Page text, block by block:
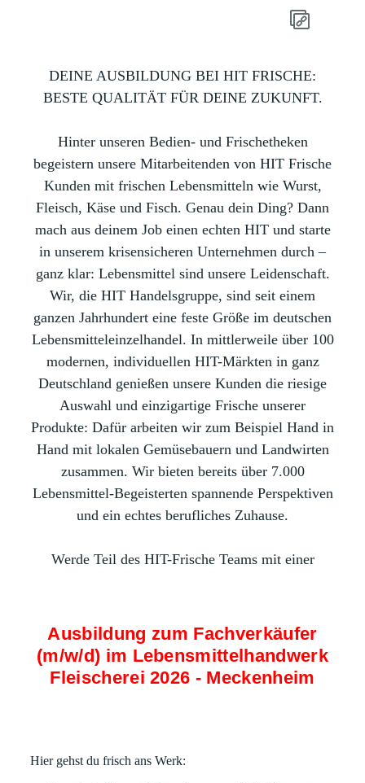
DEINE AUSBILDUNG BEI HIT FRISCHE:
BESTE QUALITÄT FÜR DEINE ZUKUNFT.
Hinter unseren Bedien- und Frischetheken
begeistern unsere Mitarbeitenden von HIT Frische
Kunden mit frischen Lebensmitteln wie Wurst,
Fleisch, Käse und Fisch. Genau dein Ding? Dann
mach aus deinem Job einen echten HIT und starte
in unserem krisensicheren Unternehmen durch –
ganz klar: Lebensmittel sind unsere Leidenschaft.
Wir, die HIT Handelsgruppe, sind seit einem
ganzen Jahrhundert eine feste Größe im deutschen
Lebensmitteleinzelhandel. In mittlerweile über 100
modernen, individuellen HIT-Märkten in ganz
Deutschland genießen unsere Kunden die riesige
Auswahl und einzigartige Frische unserer
Produkte: Dafür arbeiten wir zum Beispiel Hand in
Hand mit lokalen Gemüsebauern und Landwirten
zusammen. Wir bieten bereits über 7.000
Lebensmittel-Begeisterten spannende Perspektiven
und ein echtes berufliches Zuhause.
Werde Teil des HIT-Frische Teams mit einer
Ausbildung zum Fachverkäufer
(m/w/d) im Lebensmittelhandwerk
Fleischerei 2026 - Meckenheim
Hier gehst du frisch ans Werk: